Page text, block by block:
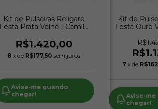
Kit de Pulseiras Religare
Festa Prata Velho | Camila
R$1.420,00
8 x de R$177,50 sem juros
Avise-me quando
chegar!
Kit de
Festa Ouro
7 x de
Avise-
chegar!